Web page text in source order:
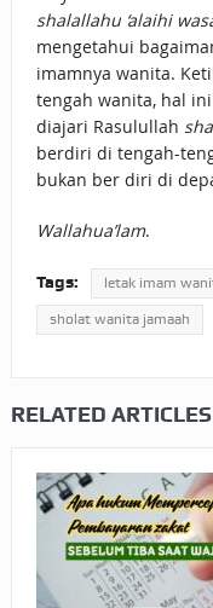
shalallahu ‘alaihi
mengetahui
imamnya wanita.
tengah wanita, hal
diajari Rasulullah
berdiri di tengah-
bukan ber diri di
Wallahua’lam.
Tags: letak imam
sholat wanita jamaah
RELATED ARTICLES